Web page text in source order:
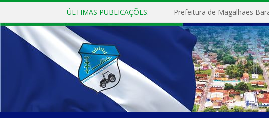
ÚLTIMAS PUBLICAÇÕES: